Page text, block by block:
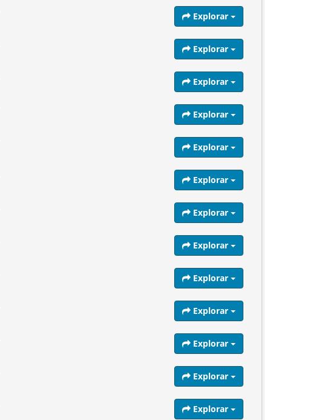
Explorar
Explorar
Explorar
Explorar
Explorar
Explorar
Explorar
Explorar
Explorar
Explorar
Explorar
Explorar
Explorar